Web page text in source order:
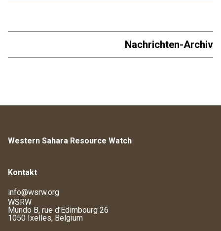
Nachrichten-Archiv
Western Sahara Resource Watch
Kontakt
info@wsrw.org
WSRW
Mundo B, rue d'Edimbourg 26
1050 Ixelles, Belgium